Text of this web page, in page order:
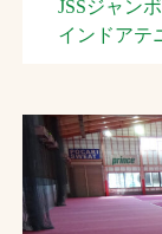
JSSジャンボ
インドアテ